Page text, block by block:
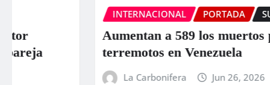
INTERNACIONAL PORTADA SUCESOS
Aumentan a 589 los muertos por los
terremotos en Venezuela
La Carbonifera Jun 26, 2026